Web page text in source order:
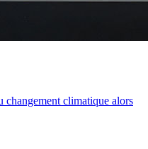
climatique alors